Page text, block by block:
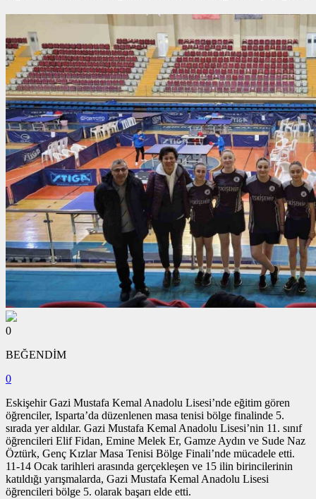
0
BEĞENDİM
0
Eskişehir Gazi Mustafa Kemal Anadolu Lisesi’nde eğitim gören
öğrenciler, Isparta’da düzenlenen masa tenisi bölge finalinde 5.
sırada yer aldılar. Gazi Mustafa Kemal Anadolu Lisesi’nin 11. sınıf
öğrencileri Elif Fidan, Emine Melek Er, Gamze Aydın ve Sude Naz
Öztürk, Genç Kızlar Masa Tenisi Bölge Finali’nde mücadele etti.
11-14 Ocak tarihleri arasında gerçekleşen ve 15 ilin birincilerinin
katıldığı yarışmalarda, Gazi Mustafa Kemal Anadolu Lisesi
öğrencileri bölge 5. olarak başarı elde etti.